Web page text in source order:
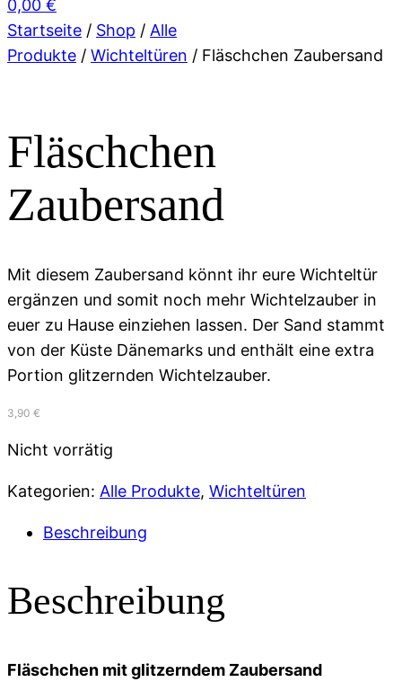
0,00 €
Startseite / Shop / Alle
Produkte / Wichteltüren / Fläschchen Zaubersand
Fläschchen
Zaubersand
Mit diesem Zaubersand könnt ihr eure Wichteltür
ergänzen und somit noch mehr Wichtelzauber in
euer zu Hause einziehen lassen. Der Sand stammt
von der Küste Dänemarks und enthält eine extra
Portion glitzernden Wichtelzauber.
3,90 €
Nicht vorrätig
Kategorien: Alle Produkte, Wichteltüren
Beschreibung
Beschreibung
Fläschchen mit glitzerndem Zaubersand